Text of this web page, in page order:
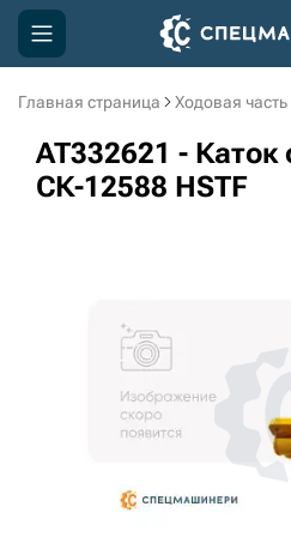
Главная страница Ходовая часть
AT332621 -
СК-12588 HSTF
Компания
Акции
3D тур по производству
3D тур по складам
sksale@skdst.ru